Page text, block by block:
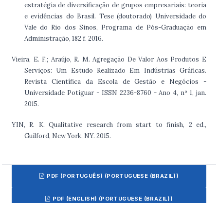
estratégia de diversificação de grupos empresariais: teoria
e evidências do Brasil. Tese (doutorado) Universidade do
Vale do Rio dos Sinos, Programa de Pós-Graduação em
Administração, 182 f. 2016.
Vieira, E. F.; Araújo, R. M. Agregação De Valor Aos Produtos E
Serviços: Um Estudo Realizado Em Indústrias Gráficas.
Revista Científica da Escola de Gestão e Negócios -
Universidade Potiguar - ISSN 2236-8760 - Ano 4, nº 1, jan.
2015.
YIN, R. K. Qualitative research from start to finish, 2 ed.,
Guilford, New York, NY. 2015.
PDF (PORTUGUÊS) (PORTUGUESE (BRAZIL))
PDF (ENGLISH) (PORTUGUESE (BRAZIL))